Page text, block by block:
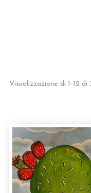
Visualizzazione di 1-12